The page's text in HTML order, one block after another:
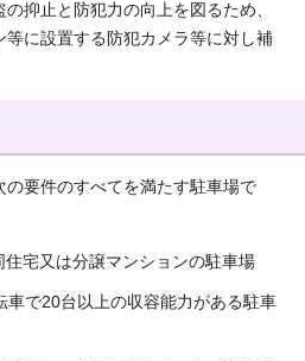
抑止と防犯力の向上を図るため、
等に設置する防犯カメラ等に対し補
要件のすべてを満たす駐車場で
宅又は分譲マンションの駐車場
車で20台以上の収容能力がある駐車